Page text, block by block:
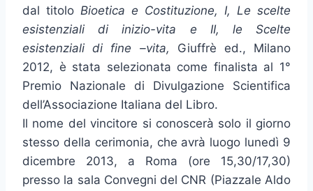
dal titolo Bioetica e Costituzione, I, Le scelte
esistenziali di inizio-vita e II, le Scelte
esistenziali di fine –vita, Giuffrè ed., Milano
2012, è stata selezionata come finalista al 1°
Premio Nazionale di Divulgazione Scientifica
dell’Associazione Italiana del Libro.
Il nome del vincitore si conoscerà solo il giorno
stesso della cerimonia, che avrà luogo lunedì 9
dicembre 2013, a Roma (ore 15,30/17,30)
presso la sala Convegni del CNR (Piazzale Aldo